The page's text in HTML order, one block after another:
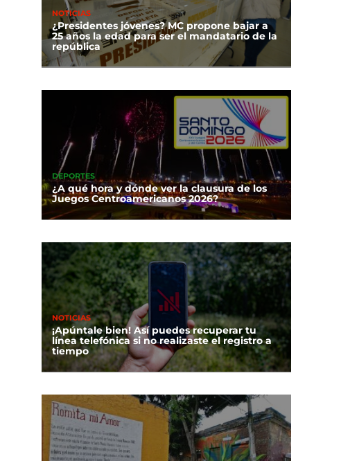
NOTICIAS
¿Presidentes jóvenes? MC propone bajar a
25 años la edad para ser el mandatario de la
república
DEPORTES
¿A qué hora y dónde ver la clausura de los
Juegos Centroamericanos 2026?
NOTICIAS
¡Apúntale bien! Así puedes recuperar tu
línea telefónica si no realizaste el registro a
tiempo